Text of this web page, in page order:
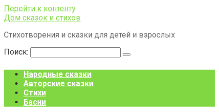
Перейти к контенту
Дом сказок и стихов
Стихотворения и сказки для детей и взрослых
Поиск:
Народные сказки
Авторские сказки
Стихи
Басни